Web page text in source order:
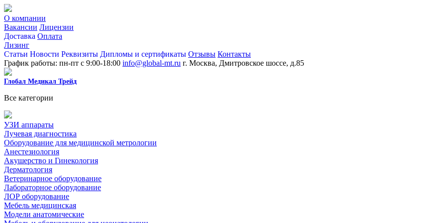
О компании
Вакансии Лицензии
Доставка Оплата
Лизинг
Статьи Новости Реквизиты Дипломы и сертификаты Отзывы Контакты
График работы: пн-пт с 9:00-18:00 info@global-mt.ru г. Москва, Дмитровское шоссе, д.85
Глобал Медикал Трейд
Все категории
УЗИ аппараты
Лучевая диагностика
Оборудование для медицинской метрологии
Анестезиология
Акушерство и Гинекология
Дерматология
Ветеринарное оборудование
Лабораторное оборудование
ЛОР оборудование
Мебель медицинская
Модели анатомические